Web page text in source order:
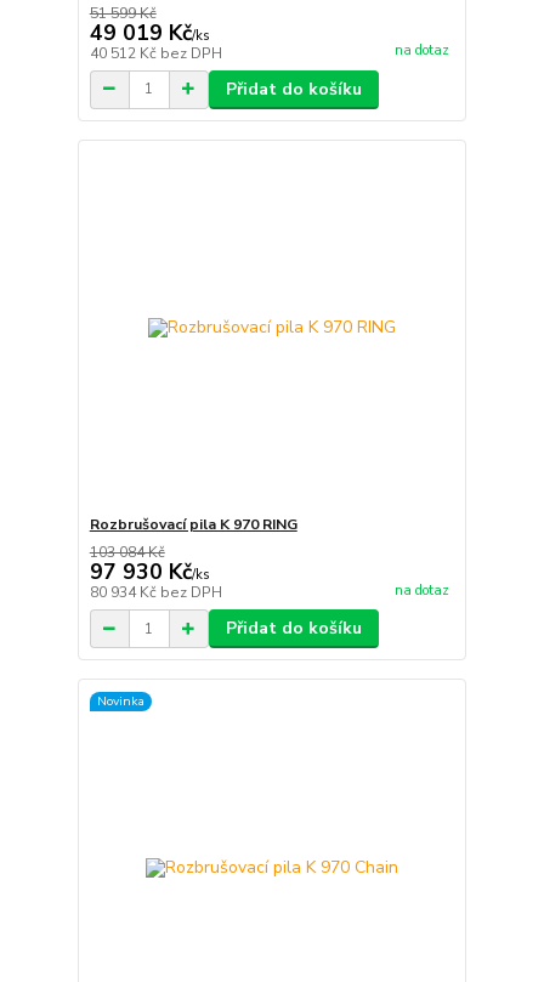
51 599 Kč
49 019 Kč/ks
40 512 Kč bez DPH na dotaz
Přidat do košíku
Rozbrušovací pila K 970 RING
103 084 Kč
97 930 Kč/ks
80 934 Kč bez DPH na dotaz
Přidat do košíku
Novinka